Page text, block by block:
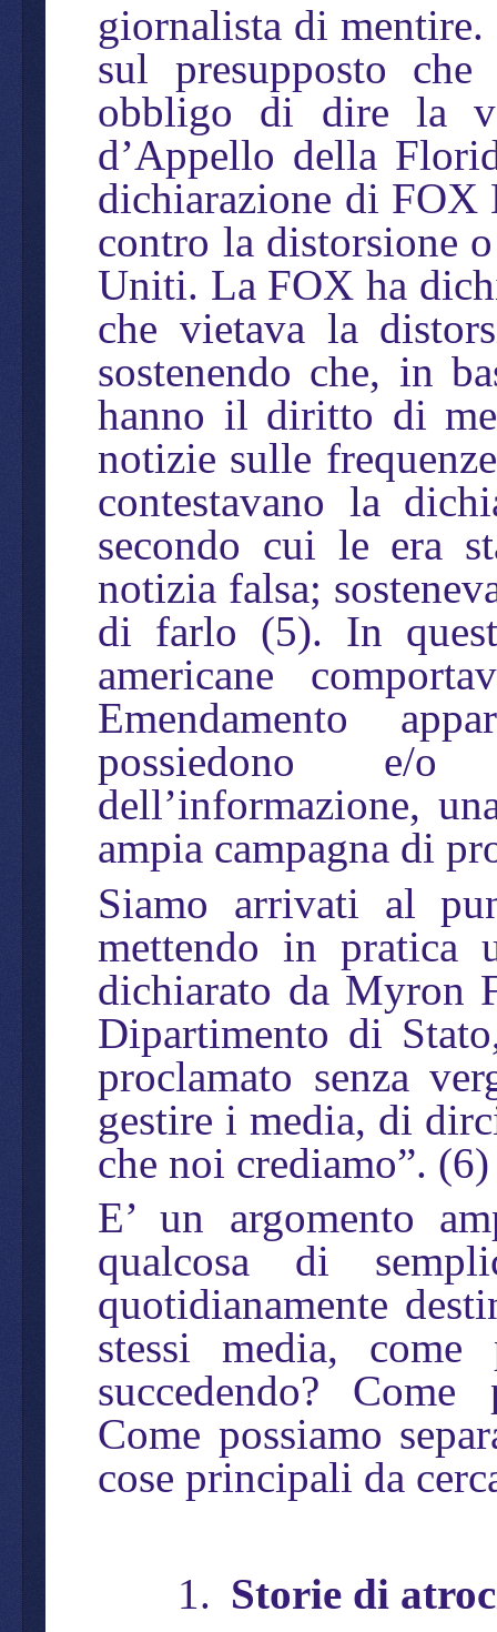
giornalista di mentire.
sul presupposto
obbligo di dire la
d’Appello della
dichiarazione di FOX
contro la distorsione
Uniti. La FOX ha
che vietava la
sostenendo che, in
hanno il diritto di
notizie sulle
contestavano la
secondo cui le era
notizia falsa;
di farlo (5). In
americane
Emendamento
possiedono e/o
dell’informazione,
ampia campagna di
Siamo arrivati al
mettendo in pratica
dichiarato da Myron
Dipartimento di
proclamato senza
gestire i media, di
che noi crediamo”. (6)
E’ un argomento
qualcosa di
quotidianamente
stessi media,
succedendo? Come
Come possiamo
cose principali da
1. Storie di